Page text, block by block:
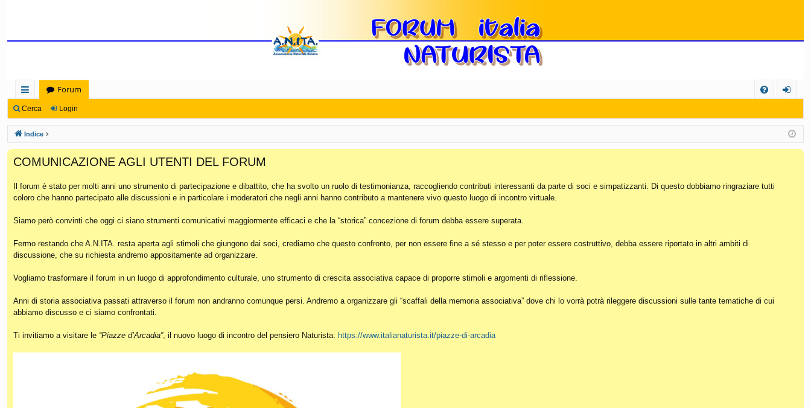
oll
eg
a
m
en
ti
Ra
di
Forum
Q
in
Cerca Login
Indice
COMUNICAZIONE AGLI UTENTI DEL FORUM
Il forum è stato per molti anni uno strumento di partecipazione e dibattito, che ha svolto un ruolo di testimonianza, raccogliendo contributi interessanti da parte di soci e simpatizzanti. Di questo dobbiamo ringraziare tutti
coloro che hanno partecipato alle discussioni e in particolare i moderatori che negli anni hanno contributo a mantenere vivo questo luogo di incontro virtuale.
Siamo però convinti che oggi ci siano strumenti comunicativi maggiormente efficaci e che la “storica” concezione di forum debba essere superata.
Fermo restando che A.N.ITA. resta aperta agli stimoli che giungono dai soci, crediamo che questo confronto, per non essere fine a sé stesso e per poter essere costruttivo, debba essere riportato in altri ambiti di
discussione, che su richiesta andremo appositamente ad organizzare.
Vogliamo trasformare il forum in un luogo di approfondimento culturale, uno strumento di crescita associativa capace di proporre stimoli e argomenti di riflessione.
Anni di storia associativa passati attraverso il forum non andranno comunque persi. Andremo a organizzare gli “scaffali della memoria associativa” dove chi lo vorrà potrà rileggere discussioni sulle tante tematiche di cui
abbiamo discusso e ci siamo confrontati.
Ti invitiamo a visitare le “Piazze d’Arcadia”, il nuovo luogo di incontro del pensiero Naturista: https://www.italianaturista.it/piazze-di-arcadia